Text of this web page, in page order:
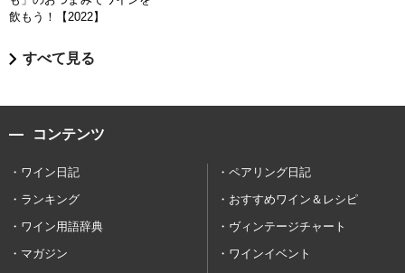
飲もう！【2022】
すべて見る
コンテンツ
ワイン日記
ペアリング日記
ランキング
おすすめワイン＆レシピ
ワイン用語辞典
ヴィンテージチャート
マガジン
ワインイベント